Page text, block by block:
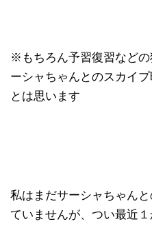
※もちろん予習復習など
ーシャちゃんとのスカイ
とは思います
私はまだサーシャちゃん
ていませんが、つい最近